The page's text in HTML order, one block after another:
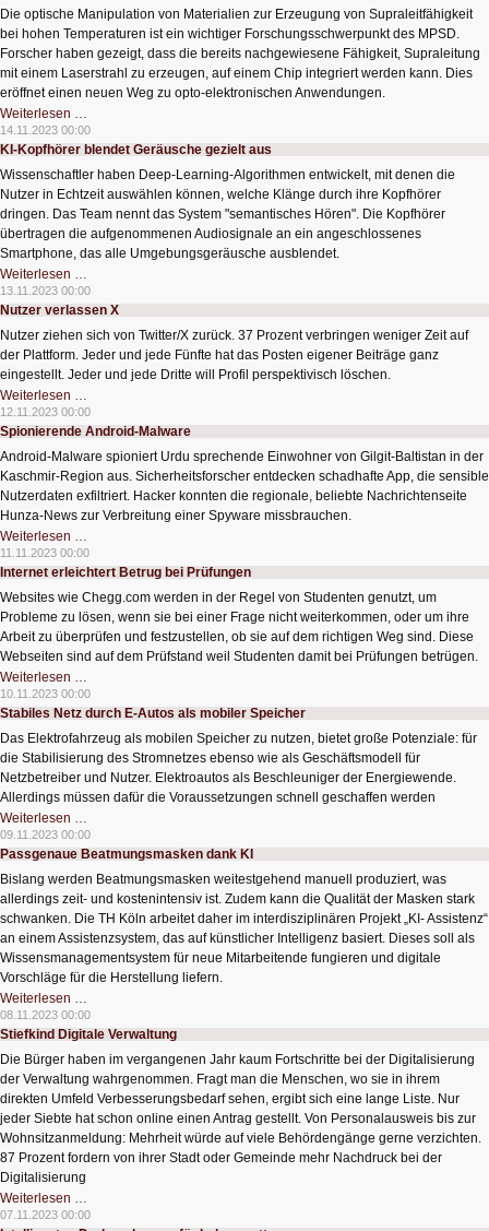
entdeckt
Die optische Manipulation von Materialien zur Erzeugung von Supraleitfähigkeit
bei hohen Temperaturen ist ein wichtiger Forschungsschwerpunkt des MPSD.
Forscher haben gezeigt, dass die bereits nachgewiesene Fähigkeit, Supraleitung
mit einem Laserstrahl zu erzeugen, auf einem Chip integriert werden kann. Dies
eröffnet einen neuen Weg zu opto-elektronischen Anwendungen.
Weiterlesen …
auf
einem
Chip
14.11.2023 00:00
KI-Kopfhörer blendet Geräusche gezielt aus
Wissenschaftler haben Deep-Learning-Algorithmen entwickelt, mit denen die
Nutzer in Echtzeit auswählen können, welche Klänge durch ihre Kopfhörer
dringen. Das Team nennt das System "semantisches Hören". Die Kopfhörer
übertragen die aufgenommenen Audiosignale an ein angeschlossenes
Smartphone, das alle Umgebungsgeräusche ausblendet.
Weiterlesen …
Kopfhörer
blendet
Geräusche
aus
13.11.2023 00:00
Nutzer verlassen X
Nutzer ziehen sich von Twitter/X zurück. 37 Prozent verbringen weniger Zeit auf
der Plattform. Jeder und jede Fünfte hat das Posten eigener Beiträge ganz
eingestellt. Jeder und jede Dritte will Profil perspektivisch löschen.
Weiterlesen …
verlassen
X
12.11.2023 00:00
Spionierende Android-Malware
Android-Malware spioniert Urdu sprechende Einwohner von Gilgit-Baltistan in der
Kaschmir-Region aus. Sicherheitsforscher entdecken schadhafte App, die sensible
Nutzerdaten exfiltriert. Hacker konnten die regionale, beliebte Nachrichtenseite
Hunza-News zur Verbreitung einer Spyware missbrauchen.
Weiterlesen …
Android-
Malware
11.11.2023 00:00
Internet erleichtert Betrug bei Prüfungen
Websites wie Chegg.com werden in der Regel von Studenten genutzt, um
Probleme zu lösen, wenn sie bei einer Frage nicht weiterkommen, oder um ihre
Arbeit zu überprüfen und festzustellen, ob sie auf dem richtigen Weg sind. Diese
Webseiten sind auf dem Prüfstand weil Studenten damit bei Prüfungen betrügen.
Weiterlesen …
erleichtert
Betrug
bei
10.11.2023 00:00
Stabiles Netz durch E-Autos als mobiler Speicher
Das Elektrofahrzeug als mobilen Speicher zu nutzen, bietet große Potenziale: für
die Stabilisierung des Stromnetzes ebenso wie als Geschäftsmodell für
Netzbetreiber und Nutzer. Elektroautos als Beschleuniger der Energiewende.
Allerdings müssen dafür die Voraussetzungen schnell geschaffen werden
Weiterlesen …
Netz
durch
E-
als
mobiler
09.11.2023 00:00
Passgenaue Beatmungsmasken dank KI
Bislang werden Beatmungsmasken weitestgehend manuell produziert, was
allerdings zeit- und kostenintensiv ist. Zudem kann die Qualität der Masken stark
schwanken. Die TH Köln arbeitet daher im interdisziplinären Projekt „KI- Assistenz“
an einem Assistenzsystem, das auf künstlicher Intelligenz basiert. Dieses soll als
Wissensmanagementsystem für neue Mitarbeitende fungieren und digitale
Vorschläge für die Herstellung liefern.
Weiterlesen …
Beatmungsmasken
dank
KI
08.11.2023 00:00
Stiefkind Digitale Verwaltung
Die Bürger haben im vergangenen Jahr kaum Fortschritte bei der Digitalisierung
der Verwaltung wahrgenommen. Fragt man die Menschen, wo sie in ihrem
direkten Umfeld Verbesserungsbedarf sehen, ergibt sich eine lange Liste. Nur
jeder Siebte hat schon online einen Antrag gestellt. Von Personalausweis bis zur
Wohnsitzanmeldung: Mehrheit würde auf viele Behördengänge gerne verzichten.
87 Prozent fordern von ihrer Stadt oder Gemeinde mehr Nachdruck bei der
Digitalisierung
Weiterlesen …
Digitale
Verwaltung
07.11.2023 00:00